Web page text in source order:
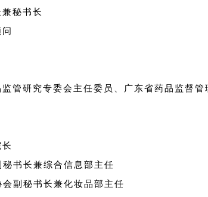
秘书长
管研究专委会主任委员、广东省药品监督管
书长兼综合信息部主任
副秘书长兼化妆品部主任